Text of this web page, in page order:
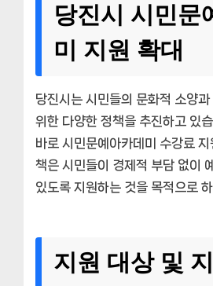
당진시 시민문
미 지원 확대
당진시는 시민들의 문화적 소양과
위한 다양한 정책을 추진하고 있
바로 시민문예아카데미 수강료
책은 시민들이 경제적 부담 없이
있도록 지원하는 것을 목적으로
지원 대상 및